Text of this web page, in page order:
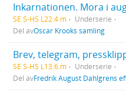
Inkarnationen. Mora i
SE S-HS L22:4:m
Underserie
Del avOscar Krooks samling
SE S-HS L13:6:m
Underserie
Del avFredrik August Dahlgrens